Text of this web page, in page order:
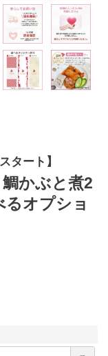
タート】
かぶと煮2
るオプショ